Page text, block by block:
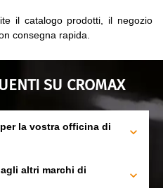
il catalogo prodotti, il negozio
consegna rapida.
SU CROMAX
la vostra officina di
altri marchi di